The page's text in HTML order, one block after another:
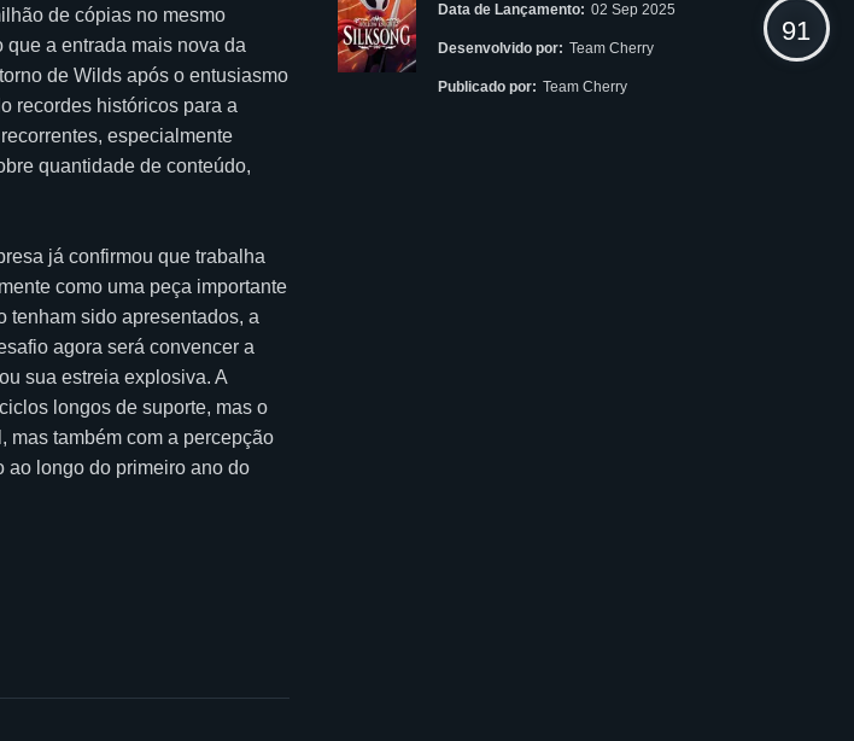
de cópias no mesmo
a entrada mais nova da
de Wilds após o entusiasmo
recordes históricos para a
especialmente
quantidade de conteúdo,
já confirmou que trabalha
como uma peça importante
tenham sido apresentados, a
agora será convencer a
sua estreia explosiva. A
longos de suporte, mas o
mas também com a percepção
ao longo do primeiro ano do
Data de Lançamento: 02 Sep 2025
Desenvolvido por: Team Cherry
Publicado por: Team Cherry
91